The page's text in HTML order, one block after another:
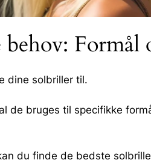
dine solbriller til.
de bruges til specifikke
du finde de bedste